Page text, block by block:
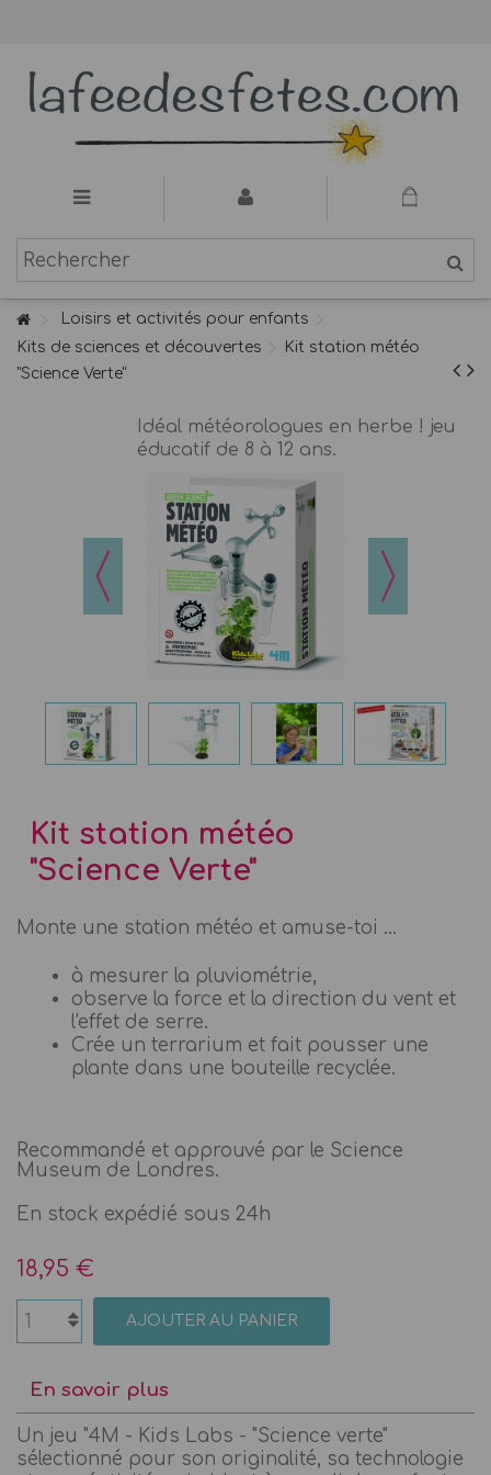
Loisirs et activités pour enfants
Kits de sciences et découvertes
Kit station météo
"Science Verte"
Idéal météorologues en herbe ! jeu
éducatif de 8 à 12 ans.
Kit station météo
"Science Verte"
Monte une station météo et amuse-toi ...
à mesurer la pluviométrie,
observe la force et la direction du vent et
l'effet de serre.
Crée un terrarium et fait pousser une
plante dans une bouteille recyclée.
Recommandé et approuvé par le Science
Museum de Londres.
En stock expédié sous 24h
18,95 €
AJOUTER AU PANIER
En savoir plus
Un jeu "4M - Kids Labs - "Science verte"
sélectionné pour son originalité, sa technologie